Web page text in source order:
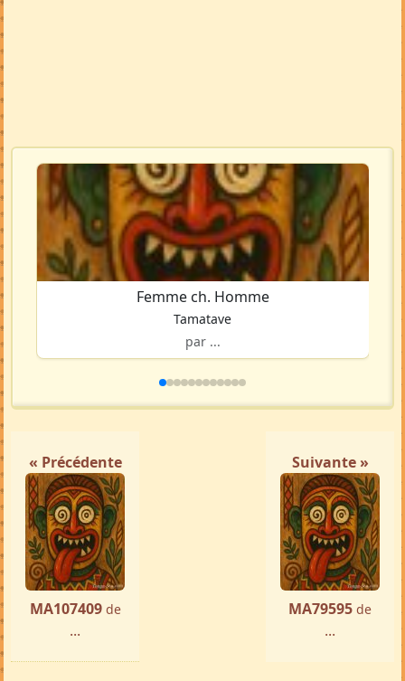
Femme ch. Homme
Tamatave
par ...
« Précédente
MA107409 de
...
Suivante »
MA79595 de
...